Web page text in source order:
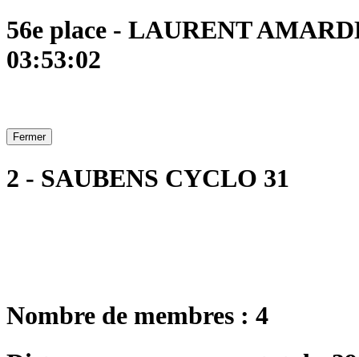
56e place - LAURENT
03:53:02
Fermer
2 - SAUBENS CYCLO 31
Nombre de membres : 4